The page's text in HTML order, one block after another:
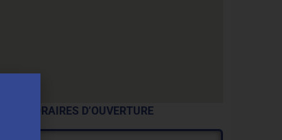
ORAIRES D’OUVERTURE